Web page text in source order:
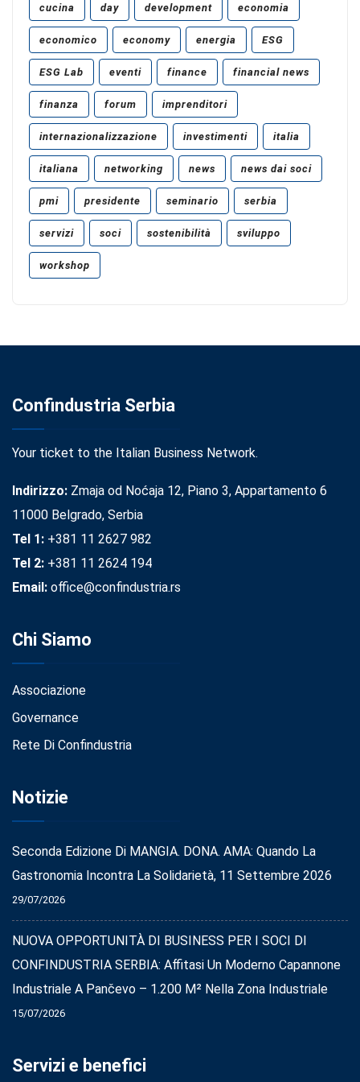
cucina day development economia
economico economy energia ESG
ESG Lab eventi finance financial news
finanza forum imprenditori
internazionalizzazione investimenti italia
italiana networking news news dai soci
pmi presidente seminario serbia
servizi soci sostenibilità sviluppo
workshop
Confindustria Serbia
Your ticket to the Italian Business Network.
Indirizzo: Zmaja od Noćaja 12, Piano 3, Appartamento 6
11000 Belgrado, Serbia
Tel 1: +381 11 2627 982
Tel 2: +381 11 2624 194
Email: office@confindustria.rs
Chi Siamo
Associazione
Governance
Rete Di Confindustria
Notizie
Seconda Edizione Di MANGIA. DONA. AMA: Quando La
Gastronomia Incontra La Solidarietà, 11 Settembre 2026
29/07/2026
NUOVA OPPORTUNITÀ DI BUSINESS PER I SOCI DI
CONFINDUSTRIA SERBIA: Affitasi Un Moderno Capannone
Industriale A Pančevo – 1.200 M² Nella Zona Industriale
15/07/2026
Servizi e benefici